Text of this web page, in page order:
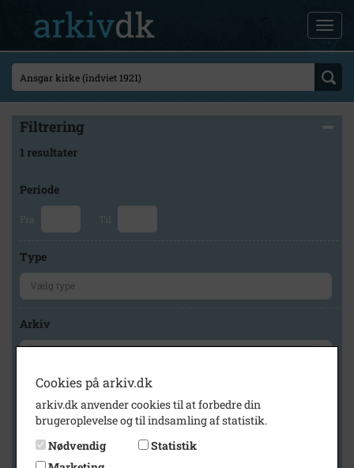
Filtrering
1 resultater
Periode
Fra Til
Type
Arkiv
Geografi
Cookies på arkiv.dk
arkiv.dk anvender cookies til at forbedre din
brugeroplevelse og til indsamling af statistik.
Nødvendig
Statistik